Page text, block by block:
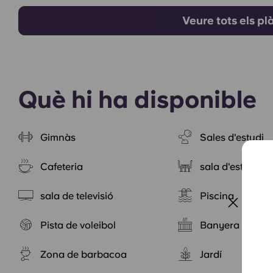
Veure tots els
Què hi ha disponible
Gimnàs Sales d'estudi
Cafeteria sala d'estar
sala de televisió Piscina
Pista de voleibol Banyera
Zona de barbacoa Jardí